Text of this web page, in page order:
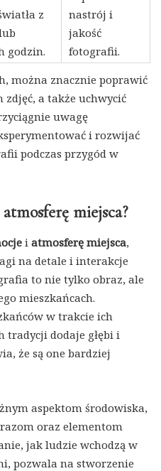
z
godzin.
nastrój i
jakość
fotografii.
można znacznie poprawić
zdjęć, a także uchwycić
uwagę
i rozwijać
podczas przygód w
miejsca?
i atmosferę miejsca,
na detale i interakcje
to nie tylko obraz, ale
mieszkańcach.
w trakcie ich
tradycji dodaje głębi i
że są one bardziej
aspektom środowiska,
oraz elementom
jak ludzie wchodzą w
pozwala na stworzenie